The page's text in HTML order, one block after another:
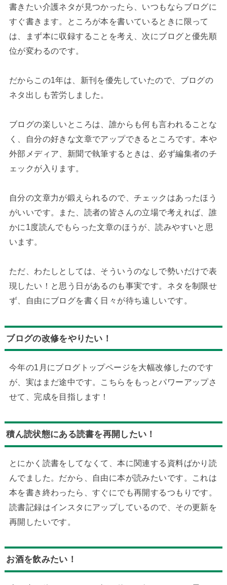
書きたい介護ネタが見つかったら、いつもならブログに
すぐ書きます。ところが本を書いているときに限って
は、まず本に収録することを考え、次にブログと優先順
位が変わるのです。
だからこの1年は、新刊を優先していたので、ブログの
ネタ出しも苦労しました。
ブログの楽しいところは、誰からも何も言われることな
く、自分の好きな文章でアップできるところです。本や
外部メディア、新聞で執筆するときは、必ず編集者のチ
ェックが入ります。
自分の文章力が鍛えられるので、チェックはあったほう
がいいです。また、読者の皆さんの立場で考えれば、誰
かに1度読んでもらった文章のほうが、読みやすいと思
います。
ただ、わたしとしては、そういうのなしで勢いだけで表
現したい！と思う日があるのも事実です。ネタを制限せ
ず、自由にブログを書く日々が待ち遠しいです。
ブログの改修をやりたい！
今年の1月にブログトップページを大幅改修したのです
が、実はまだ途中です。こちらをもっとパワーアップさ
せて、完成を目指します！
積ん読状態にある読書を再開したい！
とにかく読書をしてなくて、本に関連する資料ばかり読
んでました。だから、自由に本が読みたいです。これは
本を書き終わったら、すぐにでも再開するつもりです。
読書記録はインスタにアップしているので、その更新を
再開したいです。
お酒を飲みたい！